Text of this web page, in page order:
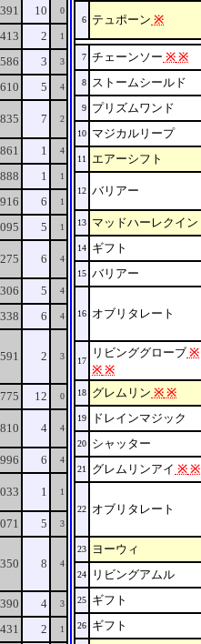
391 10 0
413 2 1
586 3 3
610 5 4
835 7 2
861 1 4
888 1 1
916 6 1
5 1
6 4
5 4
6 4
2 3
12 0
4 4
6 4
1 1
5 3
8 4
4 3
2 1
6 テュポーン ※
7 チェーンソー ※ ※
8 ストームシールド
9 プリズムワンド
10 マジカルリープ
11 エアーシフト
12 バリアー
13 マッドハーレクイン
14 ギフト
15 バリアー
16 オブリタレート
17
リビンググローブ ※
※ ※
18 グレムリン ※ ※
19 ドレインマジック
20 シャッター
21 グレムリンアイ ※ ※
22 オブリタレート
23 ヨーウィ
24 リビングアムル
25 ギフト
26 ギフト